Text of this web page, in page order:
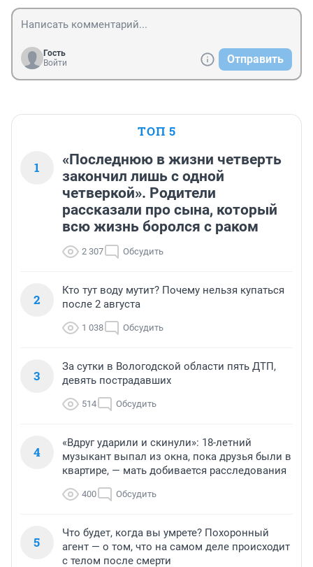
Гость
Войти
Отправить
ТОП 5
1
«Последнюю в жизни четверть
закончил лишь с одной
четверкой». Родители
рассказали про сына, который
всю жизнь боролся с раком
2 307 Обсудить
2
Кто тут воду мутит? Почему нельзя купаться
после 2 августа
1 038 Обсудить
3
За сутки в Вологодской области пять ДТП,
девять пострадавших
514 Обсудить
4
«Вдруг ударили и скинули»: 18-летний
музыкант выпал из окна, пока друзья были в
квартире, — мать добивается расследования
400 Обсудить
5
Что будет, когда вы умрете? Похоронный
агент — о том, что на самом деле происходит
с телом после смерти